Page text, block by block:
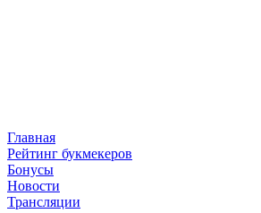
Главная
Рейтинг букмекеров
Бонусы
Новости
Трансляции